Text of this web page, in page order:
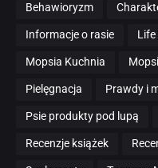
Behawioryzm
Informacje o rasie Life
Mopsia Kuchnia
Pielęgnacja Prawdy i
Psie produkty pod lupą
Recenzje książek